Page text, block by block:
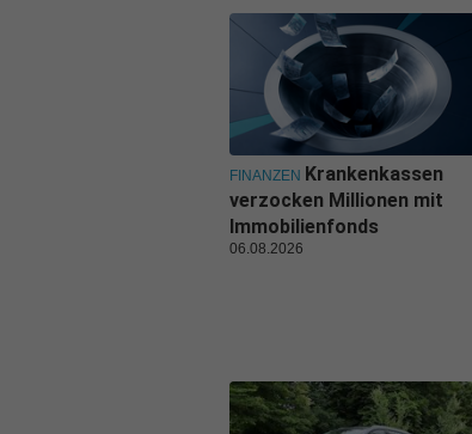
FINANZEN Krankenkassen
verzocken Millionen mit
Immobilienfonds
06.08.2026